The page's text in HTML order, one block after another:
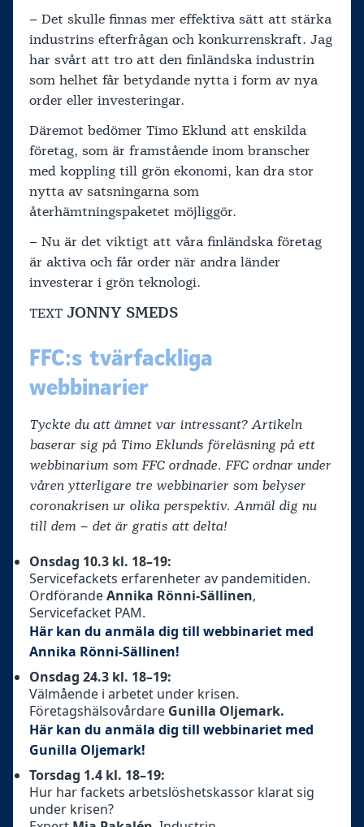
– Det skulle finnas mer effektiva sätt att stärka
industrins efterfrågan och konkurrenskraft. Jag
har svårt att tro att den finländska industrin
som helhet får betydande nytta i form av nya
order eller investeringar.
Däremot bedömer Timo Eklund att enskilda
företag, som är framstående inom branscher
med koppling till grön ekonomi, kan dra stor
nytta av satsningarna som
återhämtningspaketet möjliggör.
– Nu är det viktigt att våra finländska företag
är aktiva och får order när andra länder
investerar i grön teknologi.
TEXT JONNY SMEDS
FFC:s tvärfackliga
webbinarier
Tyckte du att ämnet var intressant? Artikeln
baserar sig på Timo Eklunds föreläsning på ett
webbinarium som FFC ordnade. FFC ordnar under
våren ytterligare tre webbinarier som belyser
coronakrisen ur olika perspektiv. Anmäl dig nu
till dem – det är gratis att delta!
Onsdag 10.3 kl. 18–19:
Servicefackets erfarenheter av pandemitiden.
OrdförandeAnnika Rönni-Sällinen,
Servicefacket PAM.
Här kan du anmäla dig till webbinariet med
Annika Rönni-Sällinen!
Onsdag 24.3 kl. 18–19:
Välmående i arbetet under krisen.
Företagshälsovårdare Gunilla Oljemark.
Här kan du anmäla dig till webbinariet med
Gunilla Oljemark!
Torsdag 1.4 kl. 18–19:
Hur har fackets arbetslöshetskassor klarat sig
under krisen?